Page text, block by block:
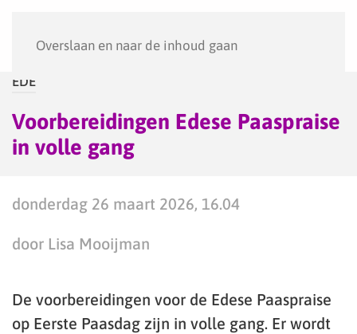
Overslaan en naar de inhoud gaan
EDE
Voorbereidingen Edese Paaspraise
in volle gang
donderdag 26 maart 2026, 16.04
door Lisa Mooijman
De voorbereidingen voor de Edese Paaspraise
op Eerste Paasdag zijn in volle gang. Er wordt